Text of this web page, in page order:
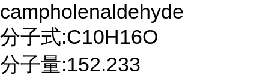
campholenaldehyde
分子式:C10H16O
分子量:152.233